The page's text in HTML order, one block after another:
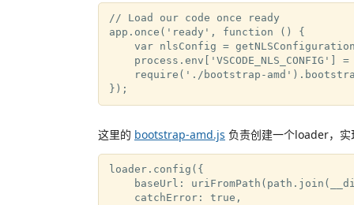
// Load our code once ready
app.once('ready', function () {
var nlsConfig =
process.env['VSCODE_NLS_CONFIG']
require('./bootstrap-
这里的 bootstrap-amd.js 负责创建一个loader，实
loader.config({
baseUrl:
    catchError: true,